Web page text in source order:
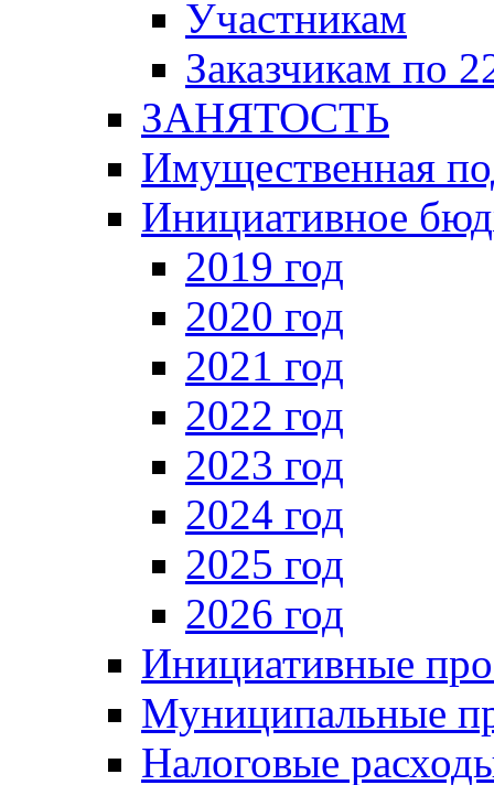
Участникам
Заказчикам по
ЗАНЯТОСТЬ
Имущественная
Инициативное
2019 год
2020 год
2021 год
2022 год
2023 год
2024 год
2025 год
2026 год
Инициативные
Муниципальные
Налоговые